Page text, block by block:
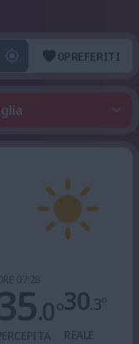
0PREFERITI
07:28
.0°30.3°
REALE